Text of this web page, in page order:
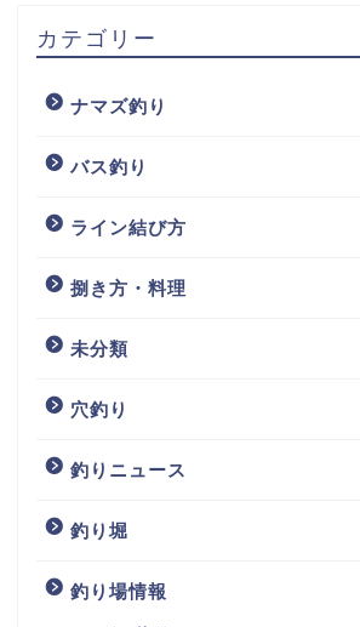
カテゴリー
ナマズ釣り
バス釣り
ライン結び方
捌き方・料理
未分類
穴釣り
釣りニュース
釣り堀
釣り場情報